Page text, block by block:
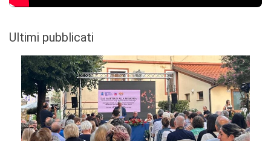
Ultimi pubblicati